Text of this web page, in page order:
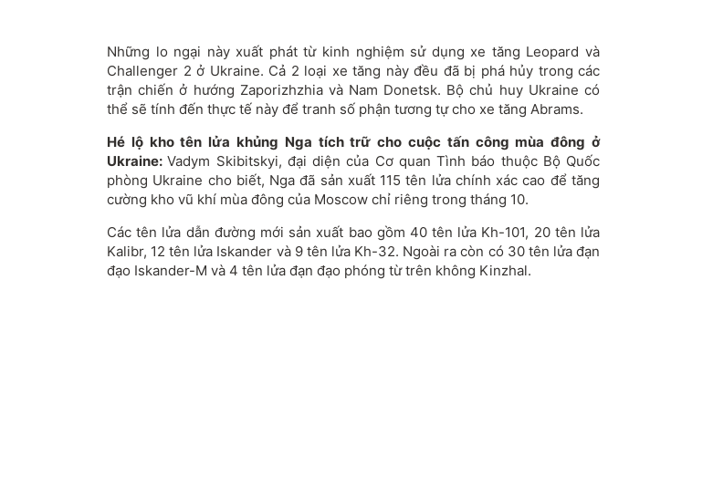
Những lo ngại này xuất phát từ kinh nghiệm sử dụng xe tăng Leopard và
Challenger 2 ở Ukraine. Cả 2 loại xe tăng này đều đã bị phá hủy trong các
trận chiến ở hướng Zaporizhzhia và Nam Donetsk. Bộ chủ huy Ukraine có
thể sẽ tính đến thực tế này để tranh số phận tương tự cho xe tăng Abrams.
Hé lộ kho tên lửa khủng Nga tích trữ cho cuộc tấn công mùa đông ở
Ukraine:Vadym Skibitskyi, đại diện của Cơ quan Tình báo thuộc Bộ Quốc
phòng Ukraine cho biết, Nga đã sản xuất 115 tên lửa chính xác cao để tăng
cường kho vũ khí mùa đông của Moscow chỉ riêng trong tháng 10.
Các tên lửa dẫn đường mới sản xuất bao gồm 40 tên lửa Kh-101, 20 tên lửa
Kalibr, 12 tên lửa Iskander và 9 tên lửa Kh-32. Ngoài ra còn có 30 tên lửa đạn
đạo Iskander-M và 4 tên lửa đạn đạo phóng từ trên không Kinzhal.